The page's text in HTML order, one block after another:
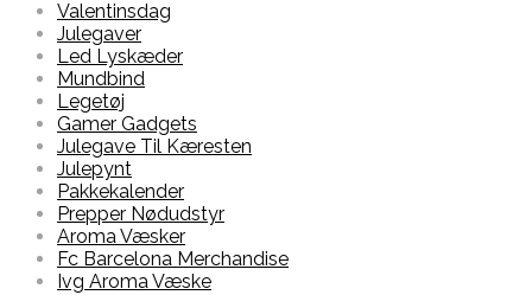
Valentinsdag
Julegaver
Led Lyskæder
Mundbind
Legetøj
Gamer Gadgets
Julegave Til Kæresten
Julepynt
Pakkekalender
Prepper Nødudstyr
Aroma Væsker
Fc Barcelona Merchandise
Ivg Aroma Væske